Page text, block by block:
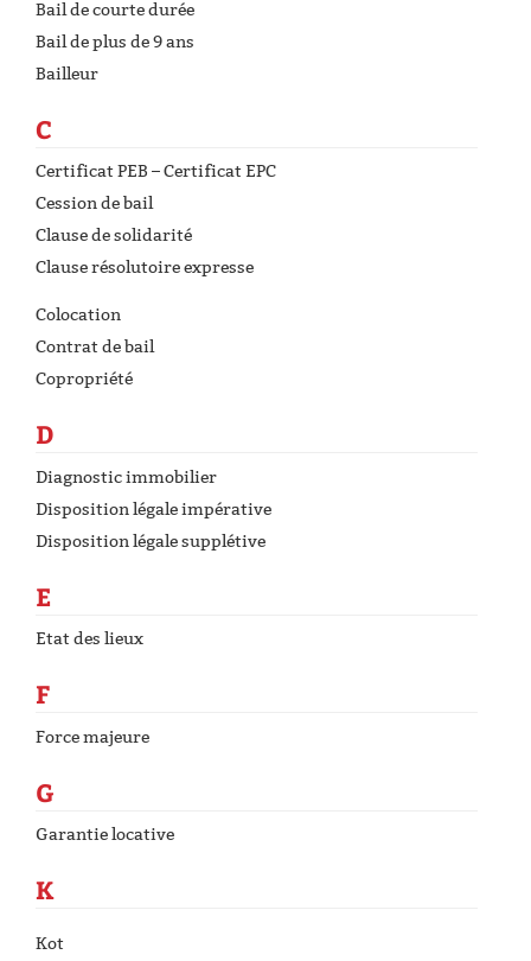
Bail de courte durée
Bail de plus de 9 ans
Bailleur
C
Certificat PEB – Certificat EPC
Cession de bail
Clause de solidarité
Clause résolutoire expresse
Colocation
Contrat de bail
Copropriété
D
Diagnostic immobilier
Disposition légale impérative
Disposition légale supplétive
E
Etat des lieux
F
Force majeure
G
Garantie locative
K
Kot